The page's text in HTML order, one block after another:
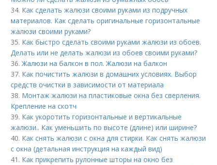
34. Как сделать жалюзи своими руками из подручных
материалов. Как сделать оригинальные горизонтальные
жалюзи своими руками?
35. Как быстро сделать своими руками жалюзи из обоев.
Делать или не делать жалюзи из обоев своими руками?
36.Жалюзи на балкон в пол. Жалюзи на балкон
37. Как почистить жалюзи в домашних условиях. Выбор
средств очистки в зависимости от материала
38. Монтаж жалюзи на пластиковые окна без сверления.
Крепление на скотч
39. Как укоротить горизонтальные и вертикальные
жалюзи.. Как уменьшить по высоте (длине) или ширине?
40. Как снять жалюзи с окна для стирки. Как снять жалюзи
с окна (детальная инструкция на каждый вид)
41. Как прикрепить рулонные шторы на окно без